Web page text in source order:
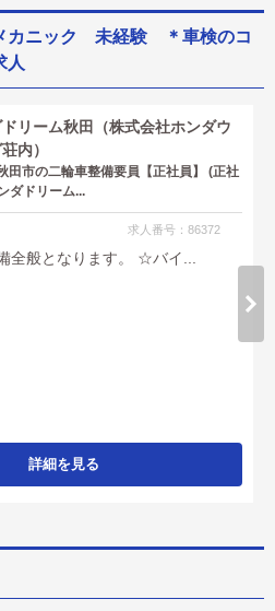
カニック 未経験 ＊車検のコ
人
リーム秋田（株式会社ホンダウ
内）
田市の二輪車整備要員【正社員】 (正社
ダドリーム...
求人番号：86372
全般となります。 ☆バイ...
詳細を見る